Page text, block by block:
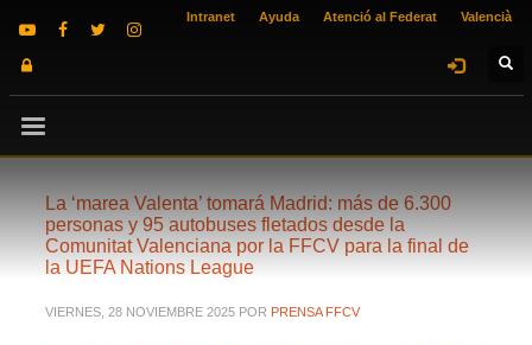
Intranet Ayuda Atenció al Federat Valencià
La ‘marea Valenta’ tomará Madrid: más de 6.300
personas y 95 autobuses fletados desde la
Comunitat Valenciana por la FFCV para la final de
la UEFA Nations League
VIERNES, 28 NOVIEMBRE 2025 POR PRENSA FFCV